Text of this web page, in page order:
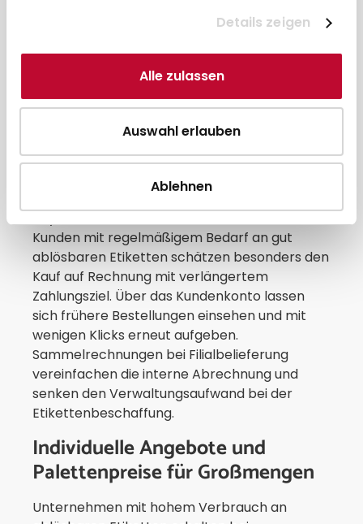
Details zeigen
Alle zulassen
Auswahl erlauben
Ablehnen
ablösbaren Etiketten innerhalb von 1 bis 3
Großbestellungen ab Palette organisiert
Ihren Unternehmensstandort. Auch
Einzellieferungen an verschiedene Filialen
Bestellabwicklung problemlos abbilden.
Kunden mit regelmäßigem Bedarf an gut
ablösbaren Etiketten schätzen besonders den
Kauf auf Rechnung mit verlängertem
Zahlungsziel. Über das Kundenkonto lassen
sich frühere Bestellungen einsehen und mit
wenigen Klicks erneut aufgeben.
Sammelrechnungen bei Filialbelieferung
vereinfachen die interne Abrechnung und
senken den Verwaltungsaufwand bei der
Etikettenbeschaffung.
Individuelle Angebote und
Palettenpreise für Großmengen
Unternehmen mit hohem Verbrauch an